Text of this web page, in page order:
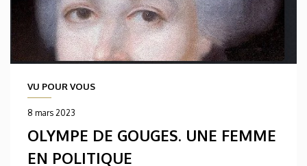
VU POUR VOUS
8 mars 2023
OLYMPE DE GOUGES. UNE FEMME
EN POLITIQUE